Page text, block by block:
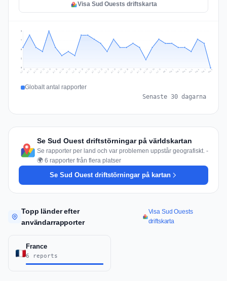
Visa Sud Ouests driftskarta
2
5
7
9
Jul 10 Jul 11 Jul 12 Jul 13 Jul 14 Jul 15 Jul 16 Jul 17 Jul 18 Jul 19 Jul 20 Jul 21 Jul 22 Jul 23 Jul 24 Jul 25 Jul 26 Jul 27 Jul 28 Jul 29 Jul 30 Jul 31 Aug 1 Aug 2 Aug 3 Aug 4 Aug 5 Aug 6 Aug 7 Aug 8
Globalt antal rapporter
Senaste 30 dagarna
Se Sud Ouest driftstörningar på världskartan
Se rapporter per land och var problemen uppstår geografiskt. -
🌍 6 rapporter från flera platser
Se Sud Ouest driftstörningar på kartan
Topp länder efter
användarrapporter
Visa Sud Ouests
driftskarta
France
6 reports